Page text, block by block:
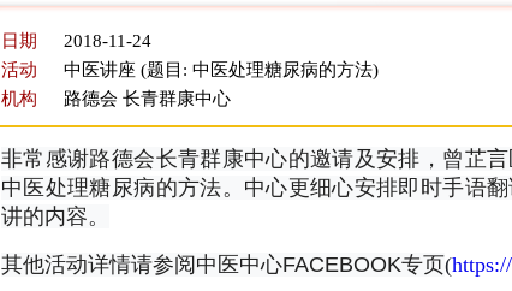
日期
2018-11-24
活动
中医讲座 (题目: 中医处理糖尿病的方法)
机构
路德会 长青群康中心
非常感谢路德会长青群康中心的邀请及安排，曾芷
中医处理糖尿病的方法。中心更细心安排即时手语
讲的内容。
其他活动详情请参阅中医中心FACEBOOK专页(